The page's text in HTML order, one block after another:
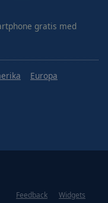
gratis med
Europa
Feedback Widgets